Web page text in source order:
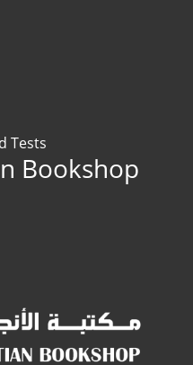
Tests
Bookshop